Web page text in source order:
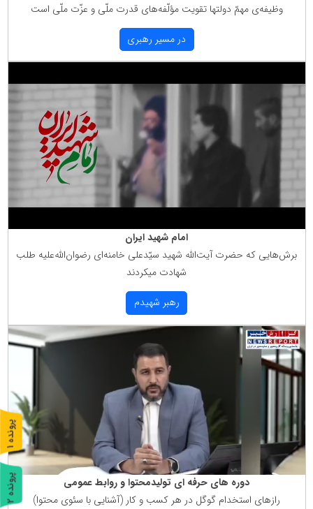
وظیفه‌ی مهمّ دولتها تقویت مؤلّفه‌های قدرت ملّی و عزّت ملّی است
در مسیر رهبری
امام شهید ایران
برش‌هایی كه حضرت آیت‌الله شهید سیّدعلی خامنه‌ای رضوان‌الله‌علیه طلب
شهادت میكردند
رهبر شهیدم
دوره های حرفه ای تولیدمحتوا و روابط عمومی
رازهای استخدام گوگل در هر كسب و كار (آشنایی با سئوی محتوا)
پ
ر
و
ن
د
ه
1
پ
ر
و
ن
د
ه
2